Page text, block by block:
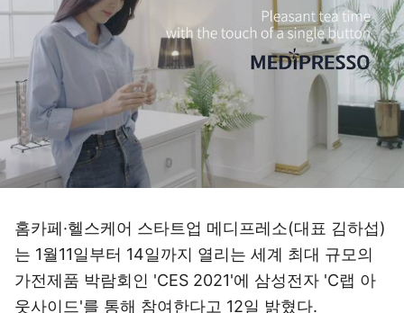
홈카페·헬스케어 스타트업 메디프레소(대표 김하섭)
는 1월11일부터 14일까지 열리는 세계 최대 규모의
가전제품 박람회인 'CES 2021'에 삼성전자 'C랩 아
웃사이드'를 통해 참여한다고 12일 밝혔다.